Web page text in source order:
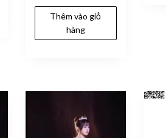
Thêm vào giỏ
hàng